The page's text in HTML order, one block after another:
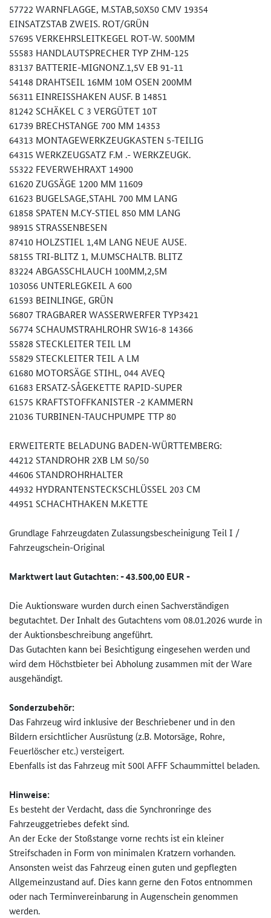
57722 WARNFLAGGE, M.STAB,50X50 CMV 19354
EINSATZSTAB ZWEIS. ROT/GRÜN
57695 VERKEHRSLEITKEGEL ROT-W. 500MM
55583 HANDLAUTSPRECHER TYP ZHM-125
83137 BATTERIE-MIGNONZ.1,5V EB 91-11
54148 DRAHTSEIL 16MM 10M OSEN 200MM
56311 EINREISSHAKEN AUSF. B 14851
81242 SCHÄKEL C 3 VERGÜTET 10T
61739 BRECHSTANGE 700 MM 14353
64313 MONTAGEWERKZEUGKASTEN 5-TEILIG
64315 WERKZEUGSATZ F.M .- WERKZEUGK.
55322 FEVERWEHRAXT 14900
61620 ZUGSÄGE 1200 MM 11609
61623 BUGELSAGE,STAHL 700 MM LANG
61858 SPATEN M.CY-STIEL 850 MM LANG
98915 STRASSENBESEN
87410 HOLZSTIEL 1,4M LANG NEUE AUSE.
58155 TRI-BLITZ 1, M.UMSCHALTB. BLITZ
83224 ABGASSCHLAUCH 100MM,2,5M
103056 UNTERLEGKEIL A 600
61593 BEINLINGE, GRÜN
56807 TRAGBARER WASSERWERFER TYP3421
56774 SCHAUMSTRAHLROHR SW16-8 14366
55828 STECKLEITER TEIL LM
55829 STECKLEITER TEIL A LM
61680 MOTORSÄGE STIHL, 044 AVEQ
61683 ERSATZ-SÅGEKETTE RAPID-SUPER
61575 KRAFTSTOFFKANISTER -2 KAMMERN
21036 TURBINEN-TAUCHPUMPE TTP 80
ERWEITERTE BELADUNG BADEN-WÜRTTEMBERG:
44212 STANDROHR 2XB LM 50/50
44606 STANDROHRHALTER
44932 HYDRANTENSTECKSCHLÜSSEL 203 CM
44951 SCHACHTHAKEN M.KETTE
Grundlage Fahrzeugdaten Zulassungsbescheinigung Teil I /
Fahrzeugschein-Original
Marktwert laut Gutachten: - 43.500,00 EUR -
Die Auktionsware wurden durch einen Sachverständigen
begutachtet. Der Inhalt des Gutachtens vom 08.01.2026 wurde in
der Auktionsbeschreibung angeführt.
Das Gutachten kann bei Besichtigung eingesehen werden und
wird dem Höchstbieter bei Abholung zusammen mit der Ware
ausgehändigt.
Sonderzubehör:
Das Fahrzeug wird inklusive der Beschriebener und in den
Bildern ersichtlicher Ausrüstung (z.B. Motorsäge, Rohre,
Feuerlöscher etc.) versteigert.
Ebenfalls ist das Fahrzeug mit 500l AFFF Schaummittel beladen.
Hinweise:
Es besteht der Verdacht, dass die Synchronringe des
Fahrzeuggetriebes defekt sind.
An der Ecke der Stoßstange vorne rechts ist ein kleiner
Streifschaden in Form von minimalen Kratzern vorhanden.
Ansonsten weist das Fahrzeug einen guten und gepflegten
Allgemeinzustand auf. Dies kann gerne den Fotos entnommen
oder nach Terminvereinbarung in Augenschein genommen
werden.